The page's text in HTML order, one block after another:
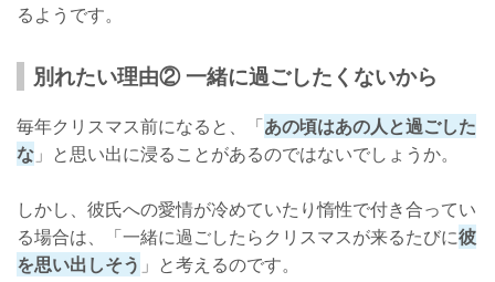
るようです。
別れたい理由② 一緒に過ごしたくないから
毎年クリスマス前になると、「あの頃はあの人と過ごした
な 」と思い出に浸ることがあるのではないでしょうか。
しかし、彼氏への愛情が冷めていたり惰性で付き合ってい
る場合は、「一緒に過ごしたらクリスマスが来るたびに彼
を思い出しそう 」と考えるのです。